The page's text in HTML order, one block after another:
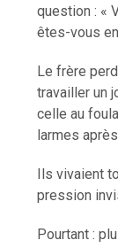
question : «
êtes-vous
Le frère
travailler un
celle au
larmes
Ils vivaient
pression
Pourtant :